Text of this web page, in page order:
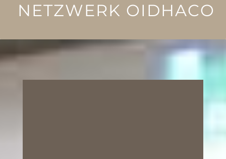
NETZWERK OIDHACO